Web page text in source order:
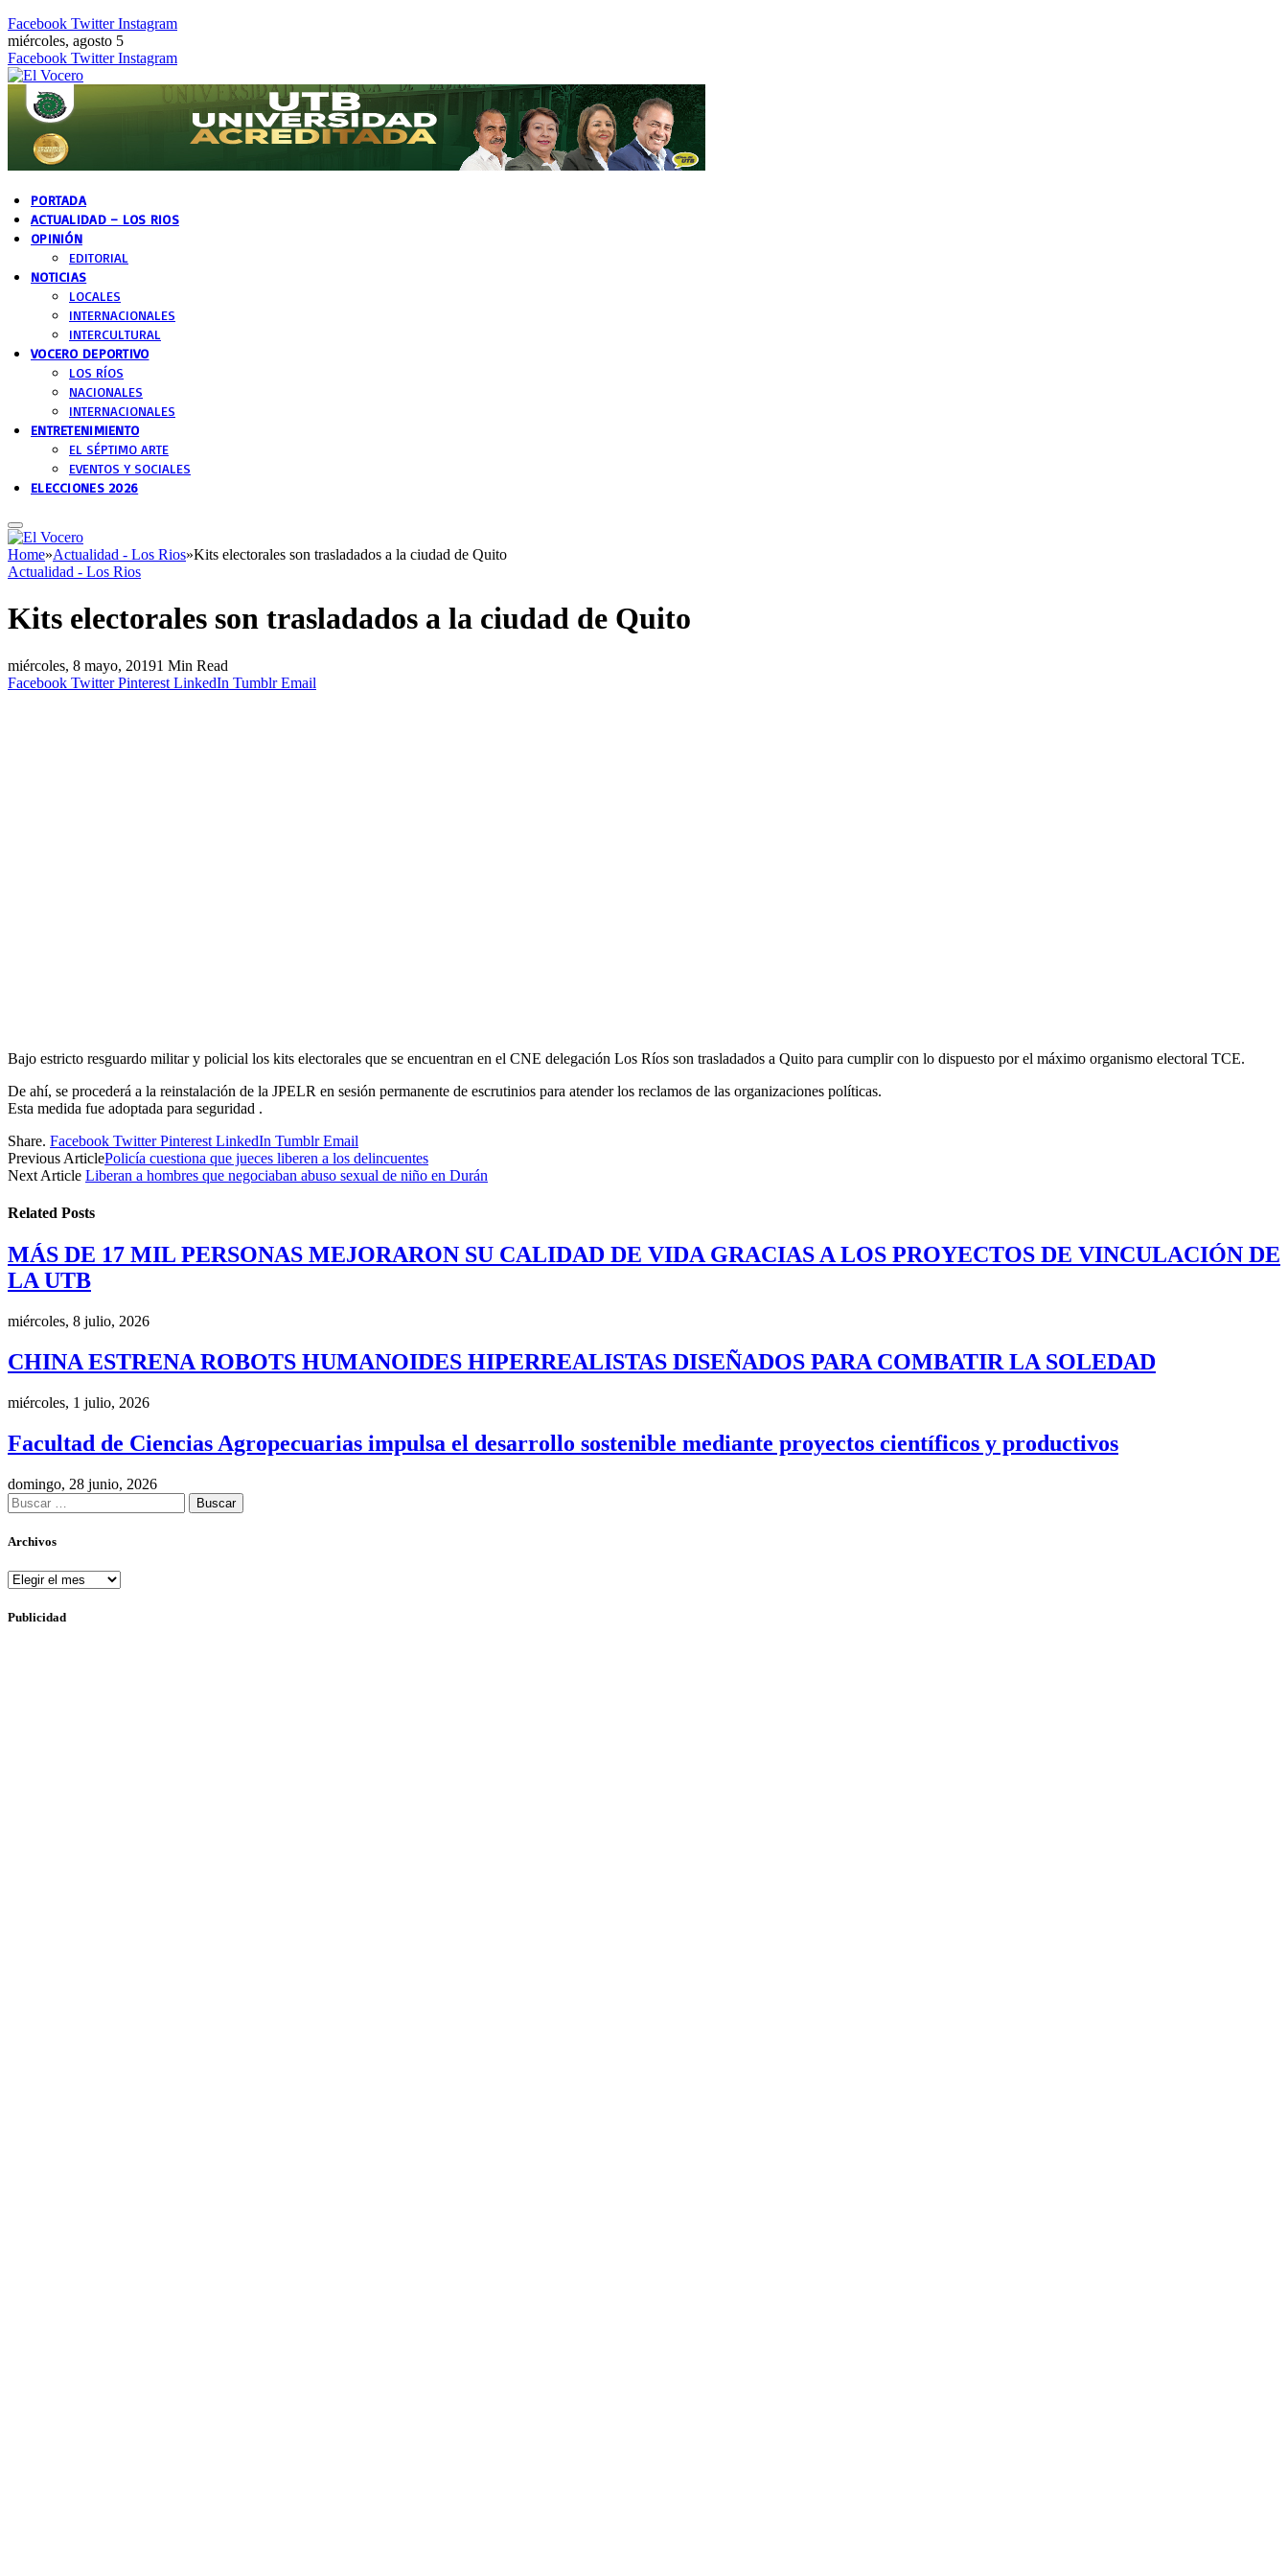
Facebook Twitter Instagram
miércoles, agosto 5
Facebook Twitter Instagram
PORTADA
ACTUALIDAD – LOS RIOS
OPINIÓN
EDITORIAL
NOTICIAS
LOCALES
INTERNACIONALES
INTERCULTURAL
VOCERO DEPORTIVO
LOS RÍOS
NACIONALES
INTERNACIONALES
ENTRETENIMIENTO
EL SÉPTIMO ARTE
EVENTOS Y SOCIALES
ELECCIONES 2026
Home»Actualidad - Los Rios»Kits electorales son trasladados a la ciudad de Quito
Actualidad - Los Rios
Kits electorales son trasladados a la ciudad de Quito
miércoles, 8 mayo, 20191 Min Read
Facebook Twitter Pinterest LinkedIn Tumblr Email
Bajo estricto resguardo militar y policial los kits electorales que se encuentran en el CNE delegación Los Ríos son trasladados a Quito para cumplir con lo dispuesto por el máximo organismo electoral TCE.
De ahí, se procederá a la reinstalación de la JPELR en sesión permanente de escrutinios para atender los reclamos de las organizaciones políticas.
Esta medida fue adoptada para seguridad .
Share. Facebook Twitter Pinterest LinkedIn Tumblr Email
Previous ArticlePolicía cuestiona que jueces liberen a los delincuentes
Next Article Liberan a hombres que negociaban abuso sexual de niño en Durán
Related Posts
MÁS DE 17 MIL PERSONAS MEJORARON SU CALIDAD DE VIDA GRACIAS A LOS PROYECTOS DE VINCULACIÓN DE
LA UTB
miércoles, 8 julio, 2026
CHINA ESTRENA ROBOTS HUMANOIDES HIPERREALISTAS DISEÑADOS PARA COMBATIR LA SOLEDAD
miércoles, 1 julio, 2026
Facultad de Ciencias Agropecuarias impulsa el desarrollo sostenible mediante proyectos científicos y productivos
domingo, 28 junio, 2026
Buscar:
Archivos
Archivos
Publicidad